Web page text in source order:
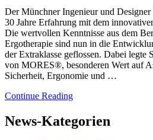
Der Münchner Ingenieur und
30 Jahre Erfahrung mit dem
Die wertvollen Kenntnisse aus dem
Ergotherapie sind nun in die
der Extraklasse geflossen. Dabei legte
von MORES®, besonderen Wert auf
Sicherheit, Ergonomie und …
Continue Reading
News-Kategorien